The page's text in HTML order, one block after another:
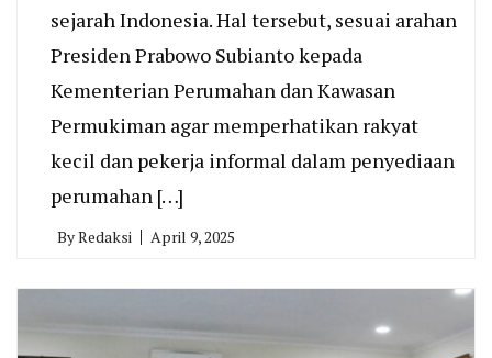
sejarah Indonesia. Hal tersebut, sesuai arahan
Presiden Prabowo Subianto kepada
Kementerian Perumahan dan Kawasan
Permukiman agar memperhatikan rakyat
kecil dan pekerja informal dalam penyediaan
perumahan […]
ByRedaksi April 9, 2025